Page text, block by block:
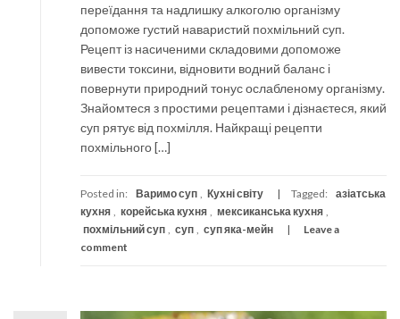
переїдання та надлишку алкоголю організму
допоможе густий наваристий похмільний суп.
Рецепт із насиченими складовими допоможе
вивести токсини, відновити водний баланс і
повернути природний тонус ослабленому організму.
Знайомтеся з простими рецептами і дізнаєтеся, який
суп рятує від похмілля. Найкращі рецепти
похмільного […]
Posted in: Варимо суп Кухні світу Tagged:
азіатська
кухня
корейська кухня мексиканська кухня
похмільний суп
суп суп яка-мейн
Leave a
comment